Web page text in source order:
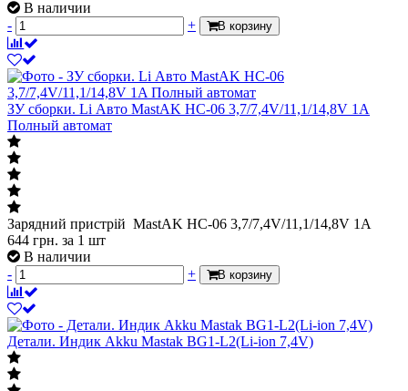
В наличии
-
+ В корзину
ЗУ сборки. Li Авто MastAK HC-06 3,7/7,4V/11,1/14,8V 1A
Полный автомат
Зарядний пристрій MastAK HC-06 3,7/7,4V/11,1/14,8V 1A
644 грн. за 1 шт
В наличии
-
+ В корзину
Детали. Индик Akku Mastak BG1-L2(Li-ion 7,4V)